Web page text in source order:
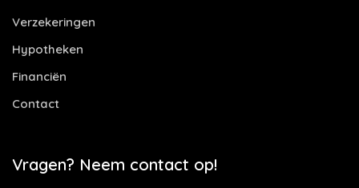
Verzekeringen
Hypotheken
Financiën
Contact
Vragen? Neem contact op!